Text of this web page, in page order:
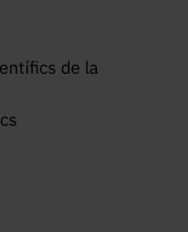
de la